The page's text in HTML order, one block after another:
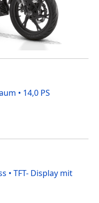
• 14,0 PS
• TFT- Display mit